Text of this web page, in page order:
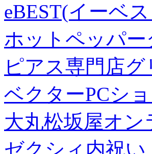
eBEST(イーベ
ホットペッパー
ピアス専門店
ベクターPCシ
大丸松坂屋オ
ゼクシィ内祝